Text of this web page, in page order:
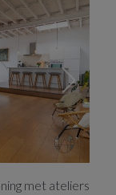
met ateliers